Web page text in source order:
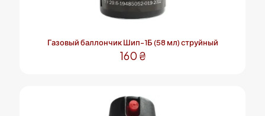
Газовый баллончик Шип-1Б (58 мл) струйный
160 ₴